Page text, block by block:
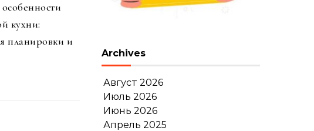
кухни:
планировки и
Archives
Август 2026
Июль 2026
Июнь 2026
Апрель 2025